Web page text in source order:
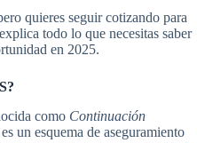
quieres seguir cotizando para
todo lo que necesitas saber
en 2025.
como Continuación
un esquema de aseguramiento